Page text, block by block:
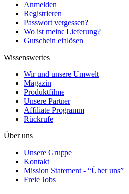
Anmelden
Registrieren
Passwort vergessen?
Wo ist meine Lieferung?
Gutschein einlösen
Wissenswertes
Wir und unsere Umwelt
Magazin
Produktfilme
Unsere Partner
Affiliate Programm
Rückrufe
Über uns
Unsere Gruppe
Kontakt
Mission Statement - “Über uns”
Freie Jobs